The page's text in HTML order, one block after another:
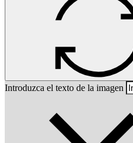
Introduzca el texto de la imagen